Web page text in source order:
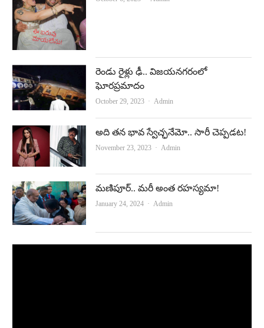
రెండు రైళ్లు ఢీ.. విజయనగరంలో
ఘోరప్రమాదం
October 29, 2023 Author
Admin
అది తన భావ స్వేచ్ఛనేమో.. సారీ చెప్పడట!
November 23, 2023 Author
Admin
మణిపూర్‌.. మరీ అంత రహస్యమా!
January 24, 2024 Author
Admin